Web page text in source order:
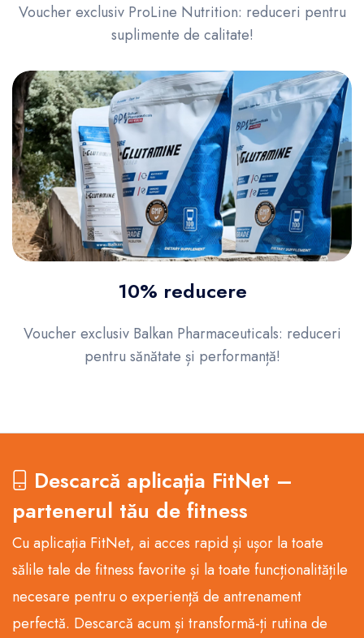
Voucher exclusiv ProLine Nutrition: reduceri pentru
suplimente de calitate!
10% reducere
Voucher exclusiv Balkan Pharmaceuticals: reduceri
pentru sănătate și performanță!
Descarcă aplicația FitNet –
partenerul tău de fitness
Cu aplicația FitNet, ai acces rapid și ușor la toate
sălile tale de fitness favorite și la toate funcționalitățile
necesare pentru o experiență de antrenament
perfectă. Descarcă acum și transformă-ți rutina de